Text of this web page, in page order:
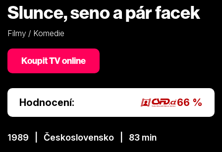
Slunce, seno a pár facek
Filmy / Komedie
Koupit TV online
Hodnocení: 66 %
1989 | Československo | 83 min